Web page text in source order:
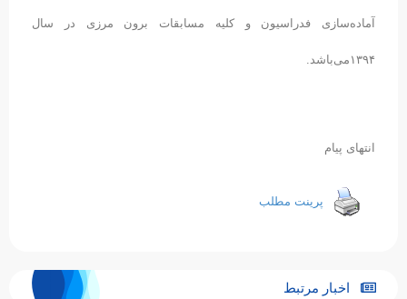
آماده‌سازی فدراسیون و کلیه مسابقات برون مرزی در سال
۱۳۹۴می‌باشد.
انتهای پیام
پرینت مطلب
اخبار مرتبط